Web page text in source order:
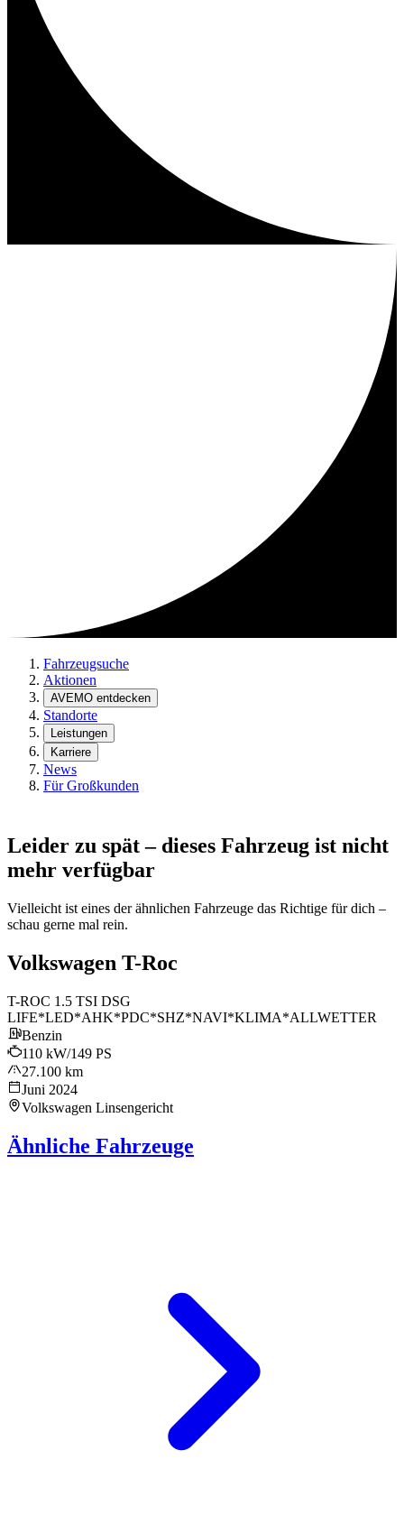
Fahrzeugsuche
Aktionen
AVEMO entdecken
Standorte
Leistungen
Karriere
News
Für Großkunden
Leider zu spät – dieses Fahrzeug ist nicht
mehr verfügbar
Vielleicht ist eines der ähnlichen Fahrzeuge das Richtige für dich –
schau gerne mal rein.
Volkswagen T-Roc
T-ROC 1.5 TSI DSG
LIFE*LED*AHK*PDC*SHZ*NAVI*KLIMA*ALLWETTER
Benzin
110 kW/149 PS
27.100 km
Juni 2024
Volkswagen Linsengericht
Ähnliche Fahrzeuge